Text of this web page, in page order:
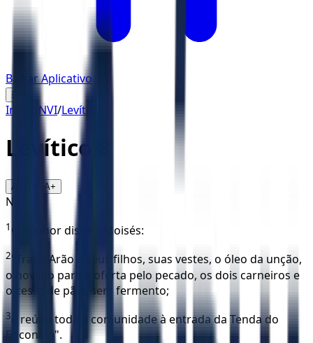
Baixar Aplicativo
☰
Início NVI/Levítico
Levítico
A- A+
NVI
1 O Senhor disse a Moisés:
2"Traga Arão e seus filhos, suas vestes, o óleo da unção,
o novilho para a oferta pelo pecado, os dois carneiros e
o cesto de pães sem fermento;
3
e reúna toda a comunidade à entrada da Tenda do
Encontro".